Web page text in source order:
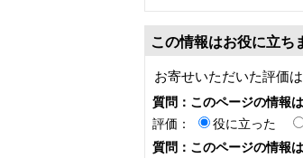
この情報はお役に立ち
お寄せいただいた評価
質問：このページの情報
評価：
役に立った
質問：このページの情報